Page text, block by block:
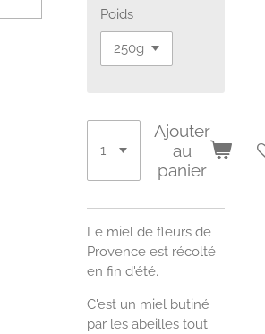
Poids
Ajouter
au
panier
Le miel de fleurs de
Provence est récolté
en fin d'été.
C'est un miel butiné
par les abeilles tout